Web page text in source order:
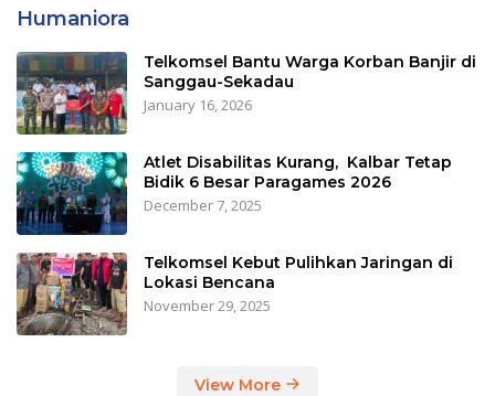
Humaniora
Telkomsel Bantu Warga Korban Banjir di
Sanggau-Sekadau
January 16, 2026
Atlet Disabilitas Kurang, Kalbar Tetap
Bidik 6 Besar Paragames 2026
December 7, 2025
Telkomsel Kebut Pulihkan Jaringan di
Lokasi Bencana
November 29, 2025
View More